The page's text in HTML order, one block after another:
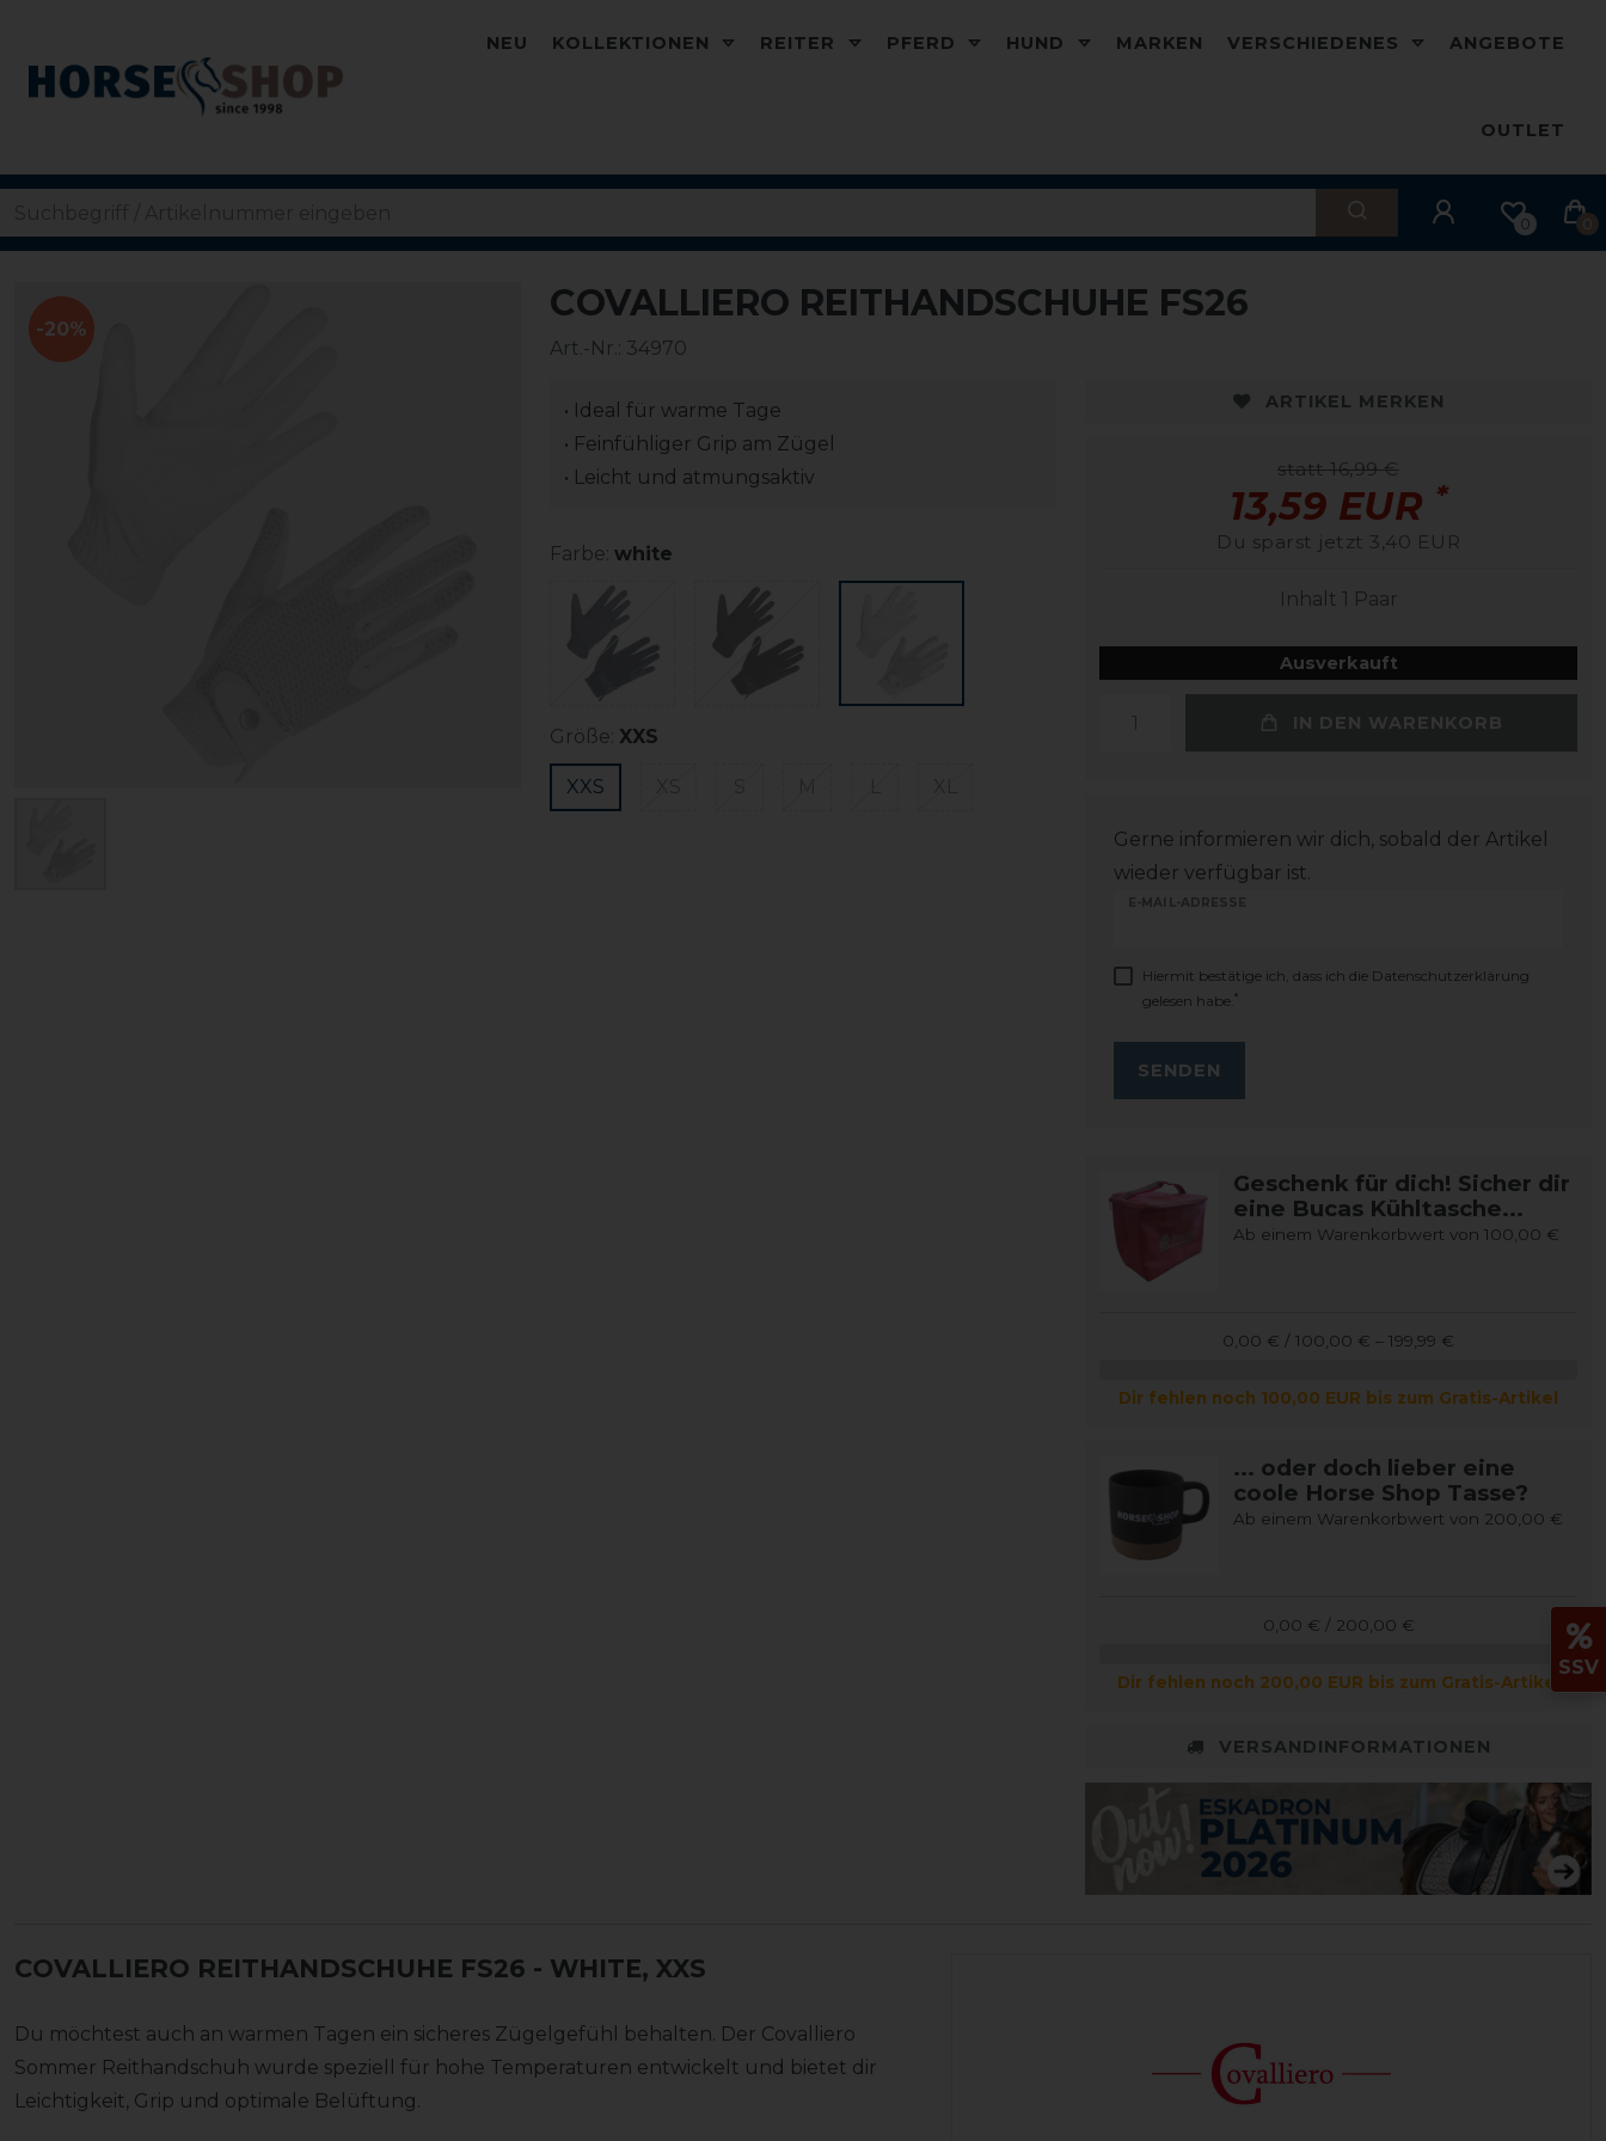
NEU KOLLEKTIONEN REITER PFERD HUND MARKEN VERSCHIEDENES ANGEBOTE
OUTLET
0 0
-20%
COVALLIERO REITHANDSCHUHE FS26
Art.-Nr.: 34970
• Ideal für warme Tage
• Feinfühliger Grip am Zügel
• Leicht und atmungsaktiv
Farbe: white
Größe: XXS
XXS
ARTIKEL MERKEN
statt 16,99 €
13,59 EUR *
Du sparst jetzt 3,40 EUR
Inhalt 1 Paar
Ausverkauft
IN DEN WARENKORB
Gerne informieren wir dich, sobald der Artikel
wieder verfügbar ist.
E-MAIL-ADRESSE
Hiermit bestätige ich, dass ich die Daten­schutz­erklärung
gelesen habe. *
SENDEN
Geschenk für dich! Sicher dir
eine Bucas Kühltasche...
Ab einem Warenkorbwert von 100,00 €
0,00 € / 100,00 € – 199,99 €
Dir fehlen noch 100,00 EUR bis zum Gratis-Artikel
... oder doch lieber eine
coole Horse Shop Tasse?
Ab einem Warenkorbwert von 200,00 €
0,00 € / 200,00 €
Dir fehlen noch 200,00 EUR bis zum Gratis-Artikel
VERSANDINFORMATIONEN
COVALLIERO REITHANDSCHUHE FS26 - WHITE, XXS
Du möchtest auch an warmen Tagen ein sicheres Zügelgefühl behalten. Der Covalliero
Sommer Reithandschuh wurde speziell für hohe Temperaturen entwickelt und bietet dir
Leichtigkeit, Grip und optimale Belüftung.
SSV